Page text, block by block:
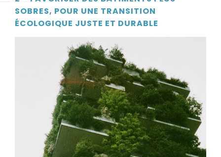
SOBRES, POUR UNE TRANSITION
ÉCOLOGIQUE JUSTE ET DURABLE